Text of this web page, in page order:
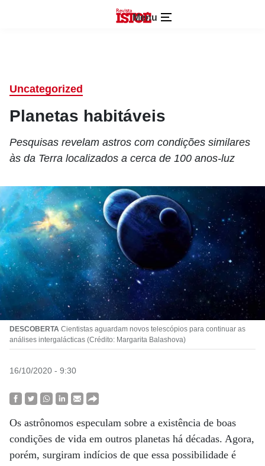
Menu
Uncategorized
Planetas habitáveis
Pesquisas revelam astros com condições similares
às da Terra localizados a cerca de 100 anos-luz
DESCOBERTA Cientistas aguardam novos telescópios para continuar as
análises intergalácticas (Crédito: Margarita Balashova)
16/10/2020 - 9:30
Os astrônomos especulam sobre a existência de boas
condições de vida em outros planetas há décadas. Agora,
porém, surgiram indícios de que essa possibilidade é